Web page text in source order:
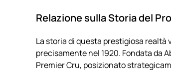
Relazione sulla Storia del
La storia di questa prestigiosa
precisamente nel 1920. Fondata da
Premier Cru, posizionato